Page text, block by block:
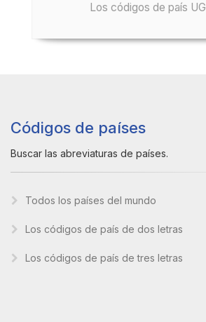
Los códigos de país UG
Códigos de países
Buscar las abreviaturas de países.
Todos los países del mundo
Los códigos de país de dos letras
Los códigos de país de tres letras